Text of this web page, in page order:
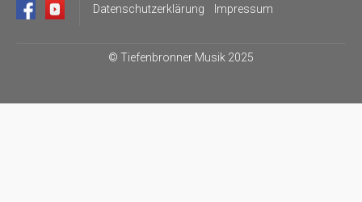
Datenschutzerklärung Impressum
© Tiefenbronner Musik 2025